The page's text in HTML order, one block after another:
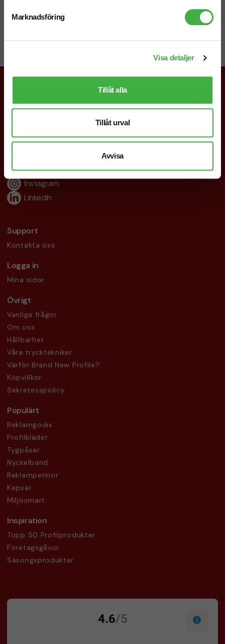
Marknadsföring
Visa detaljer
Tillåt alla
Tillåt urval
Avvisa
Starta en chatt i högra hörnet så svarar vi dig direkt!
info@brandnewprofile.com
Facebook
Instagram
LinkedIn
Support
Kontakta oss
Logga in
Mina sidor
Övrigt
Vanliga frågor
Om oss
Hållbarhet
Våra trycktekniker
Varför Brand New Profile?
Köpvillkor
Sekretesspolicy
Populärt
Reklamgodis
Profilkläder
Tygpåsar
Nyckelband
Reklampennor
Kepsar
Miljösmart
Inspiration
Topp 50 Profilprodukter
Företagsgåvor
Säsongsprodukter